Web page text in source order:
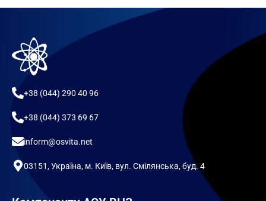
+38 (044) 290 40 96
+38 (044) 373 69 67
inform@osvita.net
03151, Україна, м. Київ, вул. Смілянська, буд. 4